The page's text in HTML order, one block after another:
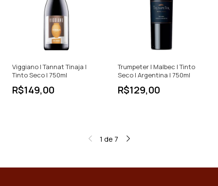
Viggiano | Tannat Tinaja |
Tinto Seco | 750ml
R$149,00
Trumpeter | Malbec | Tinto
Seco | Argentina | 750ml
R$129,00
1 de 7